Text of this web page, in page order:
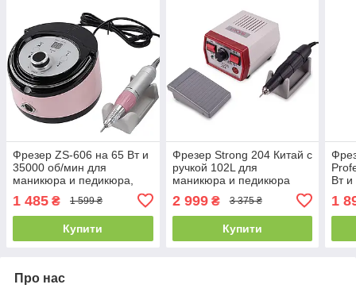
Фрезер ZS-606 на 65 Вт и
35000 об/мин для
маникюра и педикюра,
1 485 ₴ 1 599 ₴
Купити
Фрезер Strong 204 Китай с
ручкой 102L для
маникюра и педикюра
2 999₴ 3 375 ₴
Купити
Вт
1
Про нас